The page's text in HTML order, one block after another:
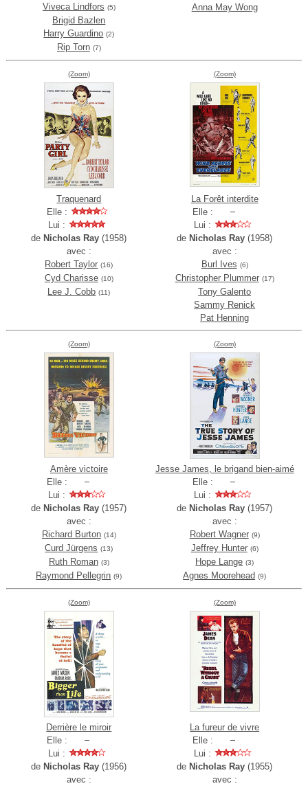
Viveca Lindfors (5)
Brigid Bazlen
Harry Guardino (2)
Rip Torn (7)
Anna May Wong
(Zoom)
Traquenard
Elle :
Lui :
de Nicholas Ray (1958)
avec :
Robert Taylor (16)
Cyd Charisse (10)
Lee J. Cobb (11)
(Zoom)
La Forêt interdite
Elle :
Lui :
de Nicholas Ray (1958)
avec :
Burl Ives (6)
Christopher Plummer (17)
Tony Galento
Sammy Renick
Pat Henning
(Zoom)
Amère victoire
Elle :
Lui :
de Nicholas Ray (1957)
avec :
Richard Burton (14)
Curd Jürgens (13)
Ruth Roman (3)
Raymond Pellegrin (9)
(Zoom)
Jesse James, le brigand bien-aimé
Elle :
Lui :
de Nicholas Ray (1957)
avec :
Robert Wagner (9)
Jeffrey Hunter (6)
Hope Lange (3)
Agnes Moorehead (9)
(Zoom)
Derrière le miroir
Elle :
Lui :
de Nicholas Ray (1956)
avec :
(Zoom)
La fureur de vivre
Elle :
Lui :
de Nicholas Ray (1955)
avec :